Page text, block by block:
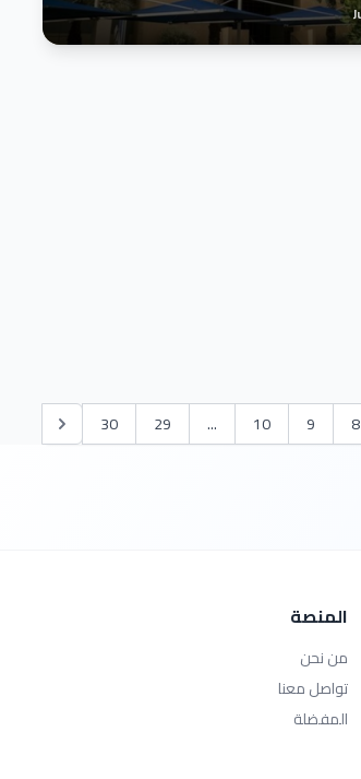
8
9
10
...
29
30
المنصة
من نحن
تواصل معنا
المفضلة